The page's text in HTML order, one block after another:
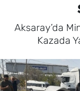
Aksaray’da
Kazada